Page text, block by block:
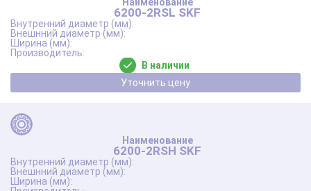
6200-2RSL SKF
В наличии
Уточнить цену
6200-2RSH SKF